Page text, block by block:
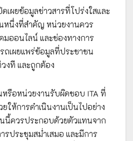
เผยข้อมูลข่าวสารที่โปร่งใสและ
หนึ่งที่สำคัญ หน่วยงานควร
ออนไลน์ และช่องทางการ
ถเผยแพร่ข้อมูลที่ประชาชน
งที และถูกต้อง
รือหน่วยงานรับผิดชอบ ITA ที่
ให้การดำเนินงานเป็นไปอย่าง
นี้ควรประกอบด้วยตัวแทนจาก
ประชุมสม่ำเสมอ และมีการ